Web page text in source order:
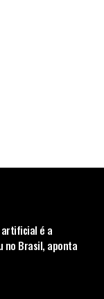
é a
no Brasil, aponta